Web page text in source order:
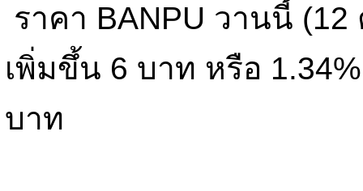
ราคา BANPU วานนี้
เพิ่มขึ้น 6 บาท หรือ
บาท